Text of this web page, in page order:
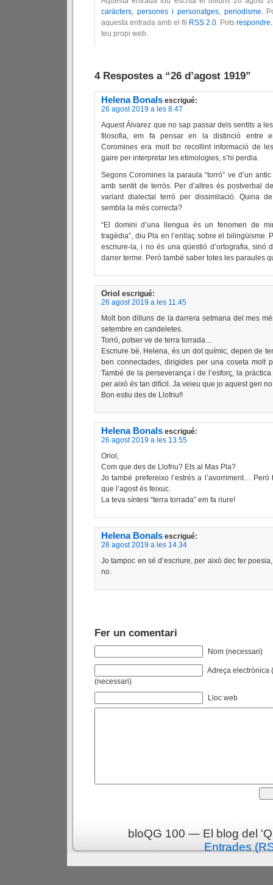
caràcters, persones i personatges, periodisme.
aquesta entrada amb el fil
RSS 2.0. Pots respondre
teu propi web.
4 Respostes a “26 d’agost 1919”
Helena Bonals escrigué:
26 agost 2019 a les 8.47
Aquest Álvarez que no sap passar dels sentits a
filosofia, em fa pensar en la distinció entre
Coromines era molt bo recollint informació de
gaire per interpretar les etimologies, s’hi perdia.
Segons Coromines la paraula “torró” ve d’un
amb sentit de terrós. Per d’altres és postverbal
variant dialectal terró per dissimilació. Quina
sembla la més correcta?
“El domini d’una llengua és un fenomen de
tragèdia”, diu Pla en l’enllaç sobre el bilingüisme.
escriure-la, i no és una qüestió d’ortografia, sinó
darrer terme. Però també saber totes les paraules
Oriol escrigué:
26 agost 2019 a les 11.45
Molt bon dilluns de la darrera setmana del mes
setembre en candeletes.
Torró, potser ve de terra torrada…
Escriure bè, Helena, és un dot químic, depen de
ben connectades, dirigides per una coseta molt
També de la perseverança i de l’esforç, la
per això és tan difícil. Ja veieu que jo aquest gen
Bon estiu des de Llofriu!!
Helena Bonals escrigué:
26 agost 2019 a les 13.55
Oriol,
Com que des de Llofriu? Ets al Mas Pla?
Jo també prefereixo l’estrés a l’avorriment…
que l’agost és feixuc.
La teva síntesi “terra torrada” em fa riure!
Helena Bonals escrigué:
26 agost 2019 a les 14.34
Jo tampoc en sé d’escriure, per això dec fer
no.
Fer un comentari
Nom (necessari)
Adreça electrònica
(necessari)
Lloc web
bloQG 100 — El blog del
Entrades